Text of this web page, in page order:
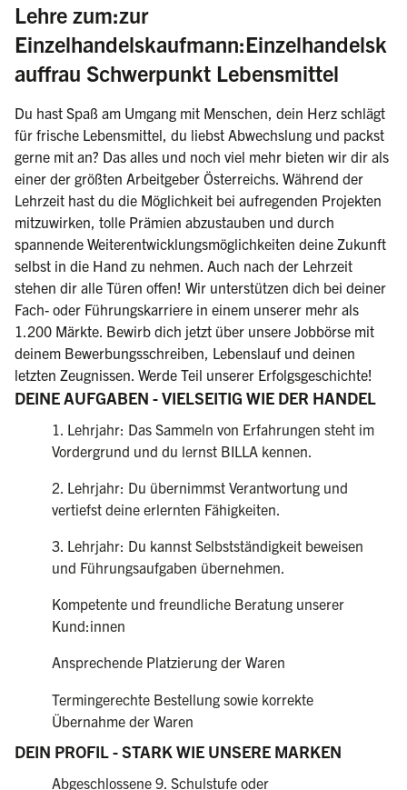
Lehre zum:zur
Einzelhandelskaufmann:Einzelhandelsk
auffrau Schwerpunkt Lebensmittel
Du hast Spaß am Umgang mit Menschen, dein Herz schlägt
für frische Lebensmittel, du liebst Abwechslung und packst
gerne mit an? Das alles und noch viel mehr bieten wir dir als
einer der größten Arbeitgeber Österreichs. Während der
Lehrzeit hast du die Möglichkeit bei aufregenden Projekten
mitzuwirken, tolle Prämien abzustauben und durch
spannende Weiterentwicklungsmöglichkeiten deine Zukunft
selbst in die Hand zu nehmen. Auch nach der Lehrzeit
stehen dir alle Türen offen! Wir unterstützen dich bei deiner
Fach- oder Führungskarriere in einem unserer mehr als
1.200 Märkte. Bewirb dich jetzt über unsere Jobbörse mit
deinem Bewerbungsschreiben, Lebenslauf und deinen
letzten Zeugnissen. Werde Teil unserer Erfolgsgeschichte!
DEINE AUFGABEN - VIELSEITIG WIE DER HANDEL
1. Lehrjahr: Das Sammeln von Erfahrungen steht im
Vordergrund und du lernst BILLA kennen.
2. Lehrjahr: Du übernimmst Verantwortung und
vertiefst deine erlernten Fähigkeiten.
3. Lehrjahr: Du kannst Selbstständigkeit beweisen
und Führungsaufgaben übernehmen.
Kompetente und freundliche Beratung unserer
Kund:innen
Ansprechende Platzierung der Waren
Termingerechte Bestellung sowie korrekte
Übernahme der Waren
DEIN PROFIL - STARK WIE UNSERE MARKEN
Abgeschlossene 9. Schulstufe oder